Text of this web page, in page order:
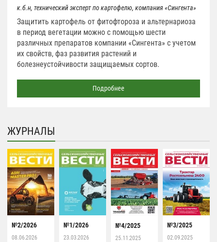
к.б.н, технический эксперт по картофелю, компания «Сингента»
Защитить картофель от фитофтороза и альтернариоза
в период вегетации можно с помощью шести
различных препаратов компании «Сингента» с учетом
их свойств, фаз развития растений и
болезнеустойчивости защищаемых сортов.
Подробнее
ЖУРНАЛЫ
№2/2026
08.06.2026
№1/2026
23.03.2026
№4/2025
25.11.2025
№3/2025
02.09.2025